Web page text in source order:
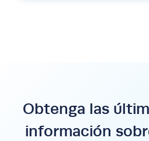
Obtenga las
información